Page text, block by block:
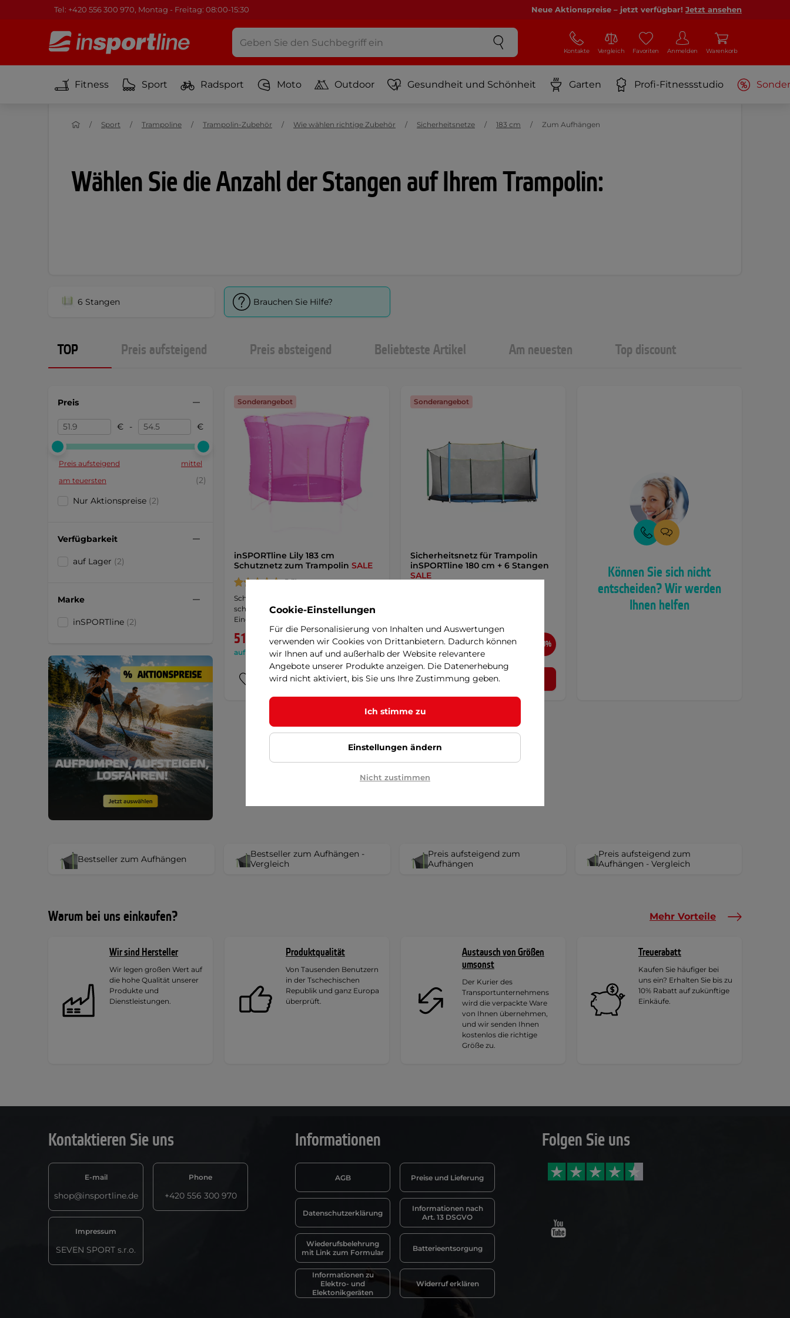
Tel: +420 556 300 970, Montag - Freitag: 08:00-15:30 Neue Aktionspreise – jetzt verfügbar! Jetzt ansehen
Kontakte Vergleich Favoriten Anmelden Warenkorb
Fitness Sport Radsport Moto Outdoor Gesundheit und Schönheit Garten Profi-Fitnessstudio
Wählen Sie die Anzahl der Stangen auf Ihrem Trampolin:
Sport Trampoline Trampolin-Zubehör Wie wählen richtige Zubehör Sicherheitsnetze 183 cm Zum Aufhängen
6 Stangen Brauchen Sie Hilfe?
TOP Preis aufsteigend Preis absteigend Beliebteste Artikel Am neuesten Top discount
Preis
€ - €
Preis aufsteigend
mittel
am teuersten
(2)
Nur Aktionspreise (2)
Verfügbarkeit
auf Lager (2)
Marke
inSPORTline (2)
Sonderangebot
inSPORTline Lily 183 cm
Schutznetz zum Trampolin SALE
5(1)
Schutznetz für sicheres Springen,
schnelle und einfache Montage,
Eingangsöffnung mit …
51,90 € 63,90 €
auf Lager – 13.8. bei Ihnen
-19%
Kaufen
Sonderangebot
Sicherheitsnetz für Trampolin
inSPORTline 180 cm + 6 Stangen
SALE
54,50 € 105 €
auf Lager – 13.8. bei Ihnen
-48%
Können Sie sich nicht
entscheiden? Wir werden
Ihnen helfen
Bestseller zum Aufhängen
Bestseller zum Aufhängen -
Vergleich
Preis aufsteigend zum
Aufhängen
Preis aufsteigend zum
Aufhängen - Vergleich
Warum bei uns einkaufen? Mehr Vorteile
Wir sind Hersteller
Wir legen großen Wert auf
die hohe Qualität unserer
Produkte und
Dienstleistungen.
Produktqualität
Von Tausenden Benutzern
in der Tschechischen
Republik und ganz Europa
überprüft.
Austausch von Größen
umsonst
Der Kurier des
Transportunternehmens
wird die verpackte Ware
von Ihnen übernehmen,
und wir senden Ihnen
kostenlos die richtige
Größe zu.
Treuerabatt
Kaufen Sie häufiger bei
uns ein? Erhalten Sie bis zu
10% Rabatt auf zukünftige
Einkäufe.
Kontaktieren Sie uns
E-mail
shop@insportline.de
Phone
+420 556 300 970
Impressum
SEVEN SPORT s.r.o.
Informationen
AGB Preise und Lieferung
Datenschutzerklärung
Informationen nach
Art. 13 DSGVO
Wiederufsbelehrung
mit Link zum Formular
Batterieentsorgung
Informationen zu
Elektro- und
Elektonikgeräten
Widerruf erklären
Folgen Sie uns
Youtube
Cookie-Einstellungen
Für die Personalisierung von Inhalten und Auswertungen
verwenden wir Cookies von Drittanbietern. Dadurch können
wir Ihnen auf und außerhalb der Website relevantere
Angebote unserer Produkte anzeigen. Die Datenerhebung
wird nicht aktiviert, bis Sie uns Ihre Zustimmung geben.
Ich stimme zu
Einstellungen ändern
Nicht zustimmen